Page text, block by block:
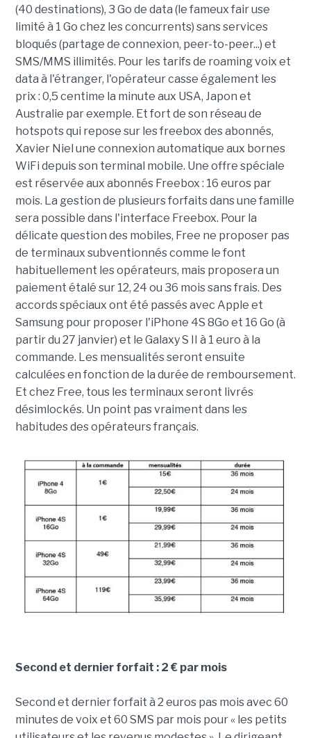
(40 destinations), 3 Go de data (le fameux fair use
limité à 1 Go chez les concurrents) sans services
bloqués (partage de connexion, peer-to-peer...) et
SMS/MMS illimités. Pour les tarifs de roaming voix et
data à l'étranger, l'opérateur casse également les
prix : 0,5 centime la minute aux USA, Japon et
Australie par exemple. Et fort de son réseau de
hotspots qui repose sur les freebox des abonnés,
Xavier Niel une connexion automatique aux bornes
WiFi depuis son terminal mobile. Une offre spéciale
est réservée aux abonnés Freebox : 16 euros par
mois. La gestion de plusieurs forfaits dans une famille
sera possible dans l'interface Freebox. Pour la
délicate question des mobiles, Free ne proposer pas
de terminaux subventionnés comme le font
habituellement les opérateurs, mais proposera un
paiement étalé sur 12, 24 ou 36 mois sans frais. Des
accords spéciaux ont été passés avec Apple et
Samsung pour proposer l'iPhone 4S 8Go et 16 Go (à
partir du 27 janvier) et le Galaxy S II à 1 euro à la
commande. Les mensualités seront ensuite
calculées en fonction de la durée de remboursement.
Et chez Free, tous les terminaux seront livrés
désimlockés. Un point pas vraiment dans les
habitudes des opérateurs français.
Second et dernier forfait : 2 € par mois
Second et dernier forfait à 2 euros pas mois avec 60
minutes de voix et 60 SMS par mois pour « les petits